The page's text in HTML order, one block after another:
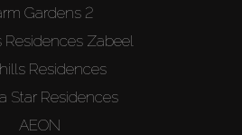
Gardens 2
Residences Zabeel
Residences
Star Residences
AEON